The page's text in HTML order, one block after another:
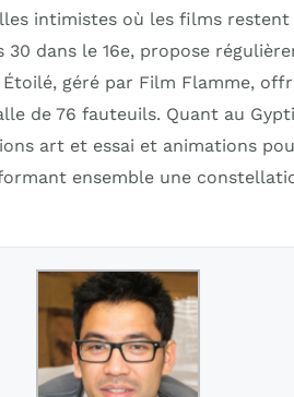
intimistes où les films restent
30 dans le 16e, propose
géré par Film Flamme,
de 76 fauteuils. Quant au
art et essai et animations
ensemble une